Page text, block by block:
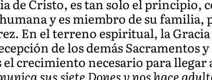
de Cristo, es tan solo el principio,
y es miembro de su familia,
En el terreno espiritual, la
de los demás Sacramentos
crecimiento necesario para llegar
sus siete Dones y nos hace